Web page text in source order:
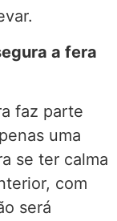
a fera
faz parte
uma
se ter calma
com
será